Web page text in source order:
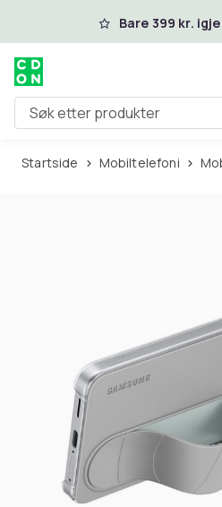
Hopp til hovedinnhold
Bare 399 kr.
Søk etter produkter
Startside Mobiltelefoni